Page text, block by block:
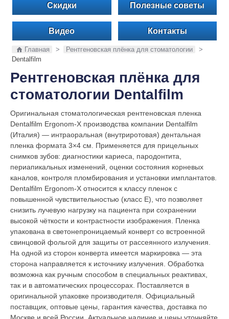
Скидки Полезные советы
Видео Контакты
Главная > Рентгеновская плёнка для стоматологии
>
Dentalfilm
Рентгеновская плёнка для
стоматологии Dentalfilm
Оригинальная стоматологическая рентгеновская пленка
Dentalfilm Ergonom-X производства компании Dentalfilm
(Италия) — интраоральная (внутриротовая) дентальная
пленка формата 3×4 см. Применяется для прицельных
снимков зубов: диагностики кариеса, пародонтита,
периапикальных изменений, оценки состояния корневых
каналов, контроля пломбирования и установки имплантатов.
Dentalfilm Ergonom-X относится к классу пленок с
повышенной чувствительностью (класс E), что позволяет
снизить лучевую нагрузку на пациента при сохранении
высокой чёткости и контрастности изображения. Пленка
упакована в светонепроницаемый конверт со встроенной
свинцовой фольгой для защиты от рассеянного излучения.
На одной из сторон конверта имеется маркировка — эта
сторона направляется к источнику излучения. Обработка
возможна как ручным способом в специальных реактивах,
так и в автоматических процессорах. Поставляется в
оригинальной упаковке производителя. Официальный
поставщик, оптовые цены, гарантия качества, доставка по
Москве и всей России. Актуальное наличие и цены уточняйте